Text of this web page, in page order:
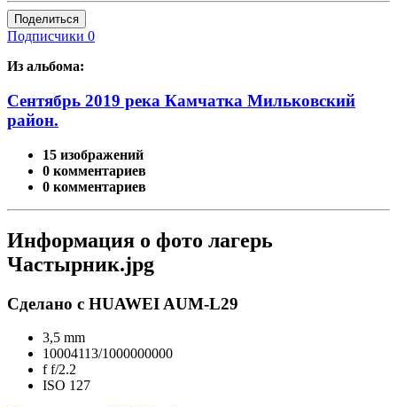
Поделиться
Подписчики 0
Из альбома:
Сентябрь 2019 река Камчатка Мильковский
район.
15 изображений
0 комментариев
0 комментариев
Информация о фото лагерь
Частырник.jpg
Сделано с HUAWEI AUM-L29
3,5 mm
10004113/1000000000
ff/2.2
ISO 127